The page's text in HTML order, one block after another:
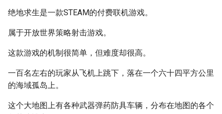
绝地求生是一款STEAM的付费联机游戏。
属于开放世界策略射击游戏。
这款游戏的机制很简单，但难度却很高。
一百名左右的玩家从飞机上跳下，落在一个六十四平方公里
的海域孤岛上。
这个大地图上有各种武器弹药防具车辆，分布在地图的各个